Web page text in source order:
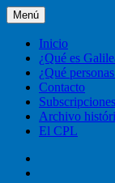
Ir
al
contenido
Galilea.153
Liturgia, pastoral,
Menú
Inicio
¿Qué es
¿Qué
Contacto
Subscripciones
Archivo
El CPL